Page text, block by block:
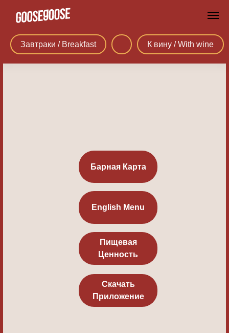
Завтраки / Breakfast К вину / With wine
Пищевая
Ценность
Скачать
Приложение
Барная Карта
English Menu